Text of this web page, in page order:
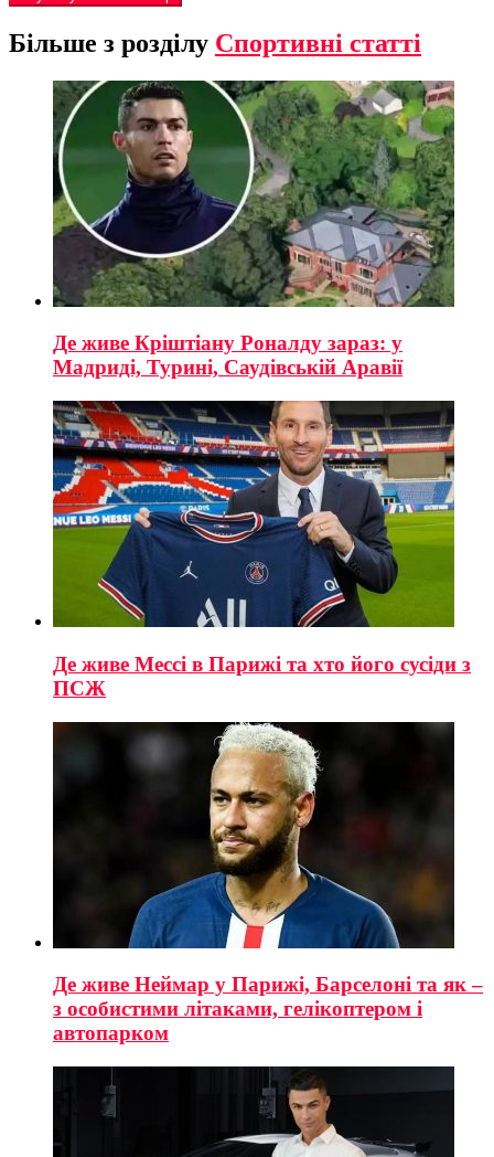
Більше з розділу Спортивні статті
Де живе Кріштіану Роналду зараз: у
Мадриді, Турині, Саудівській Аравії
Де живе Мессі в Парижі та хто його сусіди з
ПСЖ
Де живе Неймар у Парижі, Барселоні та як –
з особистими літаками, гелікоптером і
автопарком